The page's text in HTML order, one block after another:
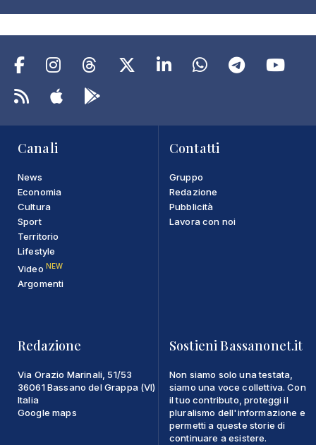
Canali
News
Economia
Cultura
Sport
Territorio
Lifestyle
Video NEW
Argomenti
Contatti
Gruppo
Redazione
Pubblicità
Lavora con noi
Redazione
Via Orazio Marinali, 51/53
36061 Bassano del Grappa (VI)
Italia
Google maps
Sostieni Bassanonet.it
Non siamo solo una testata,
siamo una voce collettiva. Con
il tuo contributo, proteggi il
pluralismo dell'informazione e
permetti a queste storie di
continuare a esistere.